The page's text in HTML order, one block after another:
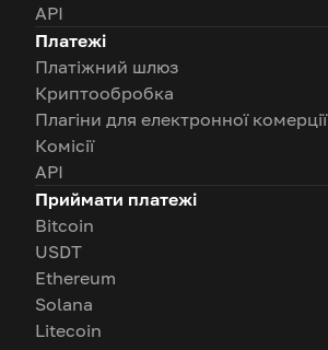
API
Платежі
Платіжний шлюз
Криптообробка
Плагіни для електронної комерції
Комісії
API
Приймати платежі
Bitcoin
USDT
Ethereum
Solana
Litecoin